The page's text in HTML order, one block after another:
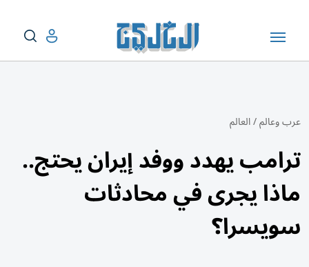
عرب وعالم/العالم
ترامب يهدد ووفد إيران يحتج..
ماذا يجرى في محادثات
سويسرا؟